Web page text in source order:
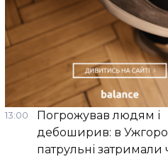
13:00
Погрожував людям і
дебоширив: в
патрульні затримали